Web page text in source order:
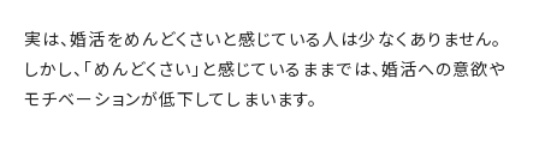
実は、婚活をめんどくさいと感じている人は少なくありません。
しかし、「めんどくさい」と感じているままでは、婚活への意欲や
モチベーションが低下してしまいます。